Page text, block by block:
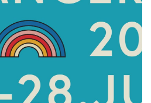
og program kjem.